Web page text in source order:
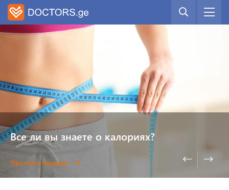
Все ли вы знаете о калориях?
Прочтите больше